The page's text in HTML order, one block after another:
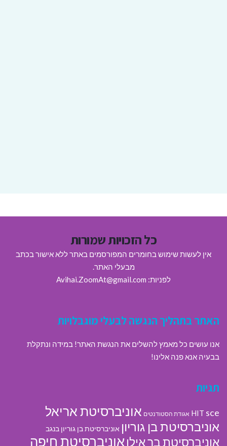
כל הזכויות שמורות
אין לעשות שימוש בחומרים המפורסמים באתר ללא אישור בכתב
מבעלי האתר.
לפניות: Avihai.ZoomAt@gmail.com
האתר בתהליך הנגשה לבעלי מוגבלויות
אנו עושים כל מאמץ להשלים את הנגשת האתר! במידה ונתקלת
בבעיה אנא פנה אלינו!
תגיות
HIT sce אגודת הסטודנטים אוניברסיטת אריאל
אוניברסיטת בן גוריון אוניברסיטת בן גוריון בנגב
אוניברסיטת בר אילן אוניברסיטת חיפה